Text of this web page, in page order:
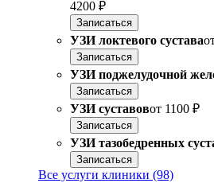
4200 ₽
Записаться
УЗИ локтевого сустава
Записаться
УЗИ поджелудочной
Записаться
УЗИ суставовот 1100 ₽
Записаться
УЗИ тазобедренных
Записаться
Все услуги клиники (98)